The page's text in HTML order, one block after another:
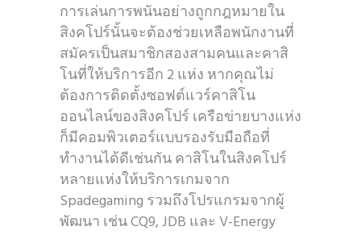
การเล่นการพนันอย่างถูกกฎหมายใน
สิงคโปร์นั้นจะต้องช่วยเหลือพนักงานที่
สมัครเป็นสมาชิกสองสามคนและคาสิ
โนที่ให้บริการอีก 2 แห่ง หากคุณไม่
ต้องการติดตั้งซอฟต์แวร์คาสิโน
ออนไลน์ของสิงคโปร์ เครือข่ายบางแห่ง
ก็มีคอมพิวเตอร์แบบรองรับมือถือที่
ทำงานได้ดีเช่นกัน คาสิโนในสิงคโปร์
หลายแห่งให้บริการเกมจาก
Spadegaming รวมถึงโปรแกรมจากผู้
พัฒนา เช่น CQ9, JDB และ V-Energy